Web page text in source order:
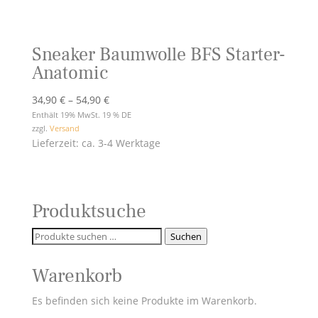
Sneaker Baumwolle BFS Starter-
Anatomic
34,90 € – 54,90 €Preisspanne:
34,90 €
54,90 €
Enthält 19% MwSt. 19 % DE
zzgl. Versand
Lieferzeit: ca. 3-4 Werktage
Produktsuche
Suchen
Suchen
Warenkorb
Es befinden sich keine Produkte im Warenkorb.